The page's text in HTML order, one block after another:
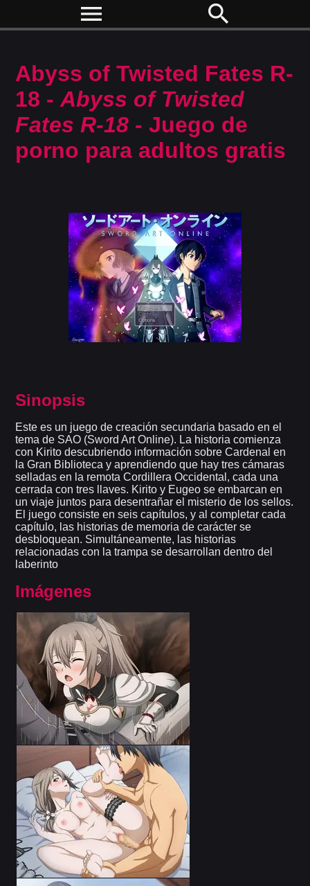
menu search
Abyss of Twisted Fates R-
18 -Abyss of Twisted
Fates R-18 - Juego de
porno para adultos gratis
Sinopsis
Este es un juego de creación secundaria basado en el
tema de SAO (Sword Art Online). La historia comienza
con Kirito descubriendo información sobre Cardenal en
la Gran Biblioteca y aprendiendo que hay tres cámaras
selladas en la remota Cordillera Occidental, cada una
cerrada con tres llaves. Kirito y Eugeo se embarcan en
un viaje juntos para desentrañar el misterio de los sellos.
El juego consiste en seis capítulos, y al completar cada
capítulo, las historias de memoria de carácter se
desbloquean. Simultáneamente, las historias
relacionadas con la trampa se desarrollan dentro del
laberinto
Imágenes